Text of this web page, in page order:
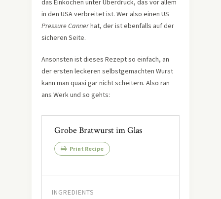
in den USA verbreitet ist. Wer also einen US
Pressure Cannerhat, der ist ebenfalls auf der
sicheren Seite.
Ansonsten ist dieses Rezept so einfach, an
der ersten leckeren selbstgemachten Wurst
kann man quasi gar nicht scheitern. Also ran
ans Werk und so gehts:
Grobe Bratwurst im Glas
Print Recipe
INGREDIENTS